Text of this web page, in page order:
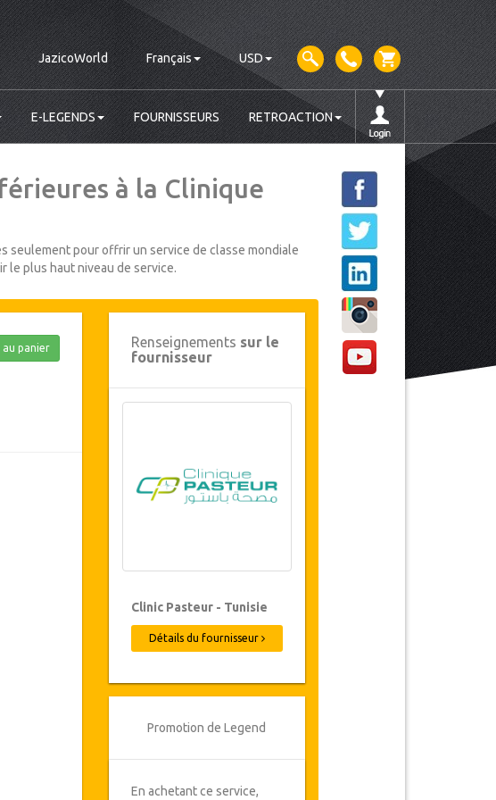
JazicoWorld Français USD
E-LEGENDS FOURNISSEURS RETROACTION
à la Clinique
seulement pour offrir un service de classe mondiale
le plus haut niveau de service.
panier Renseignements sur le
fournisseur
Clinic Pasteur - Tunisie
Détails du fournisseur
Promotion de Legend
En achetant ce service,